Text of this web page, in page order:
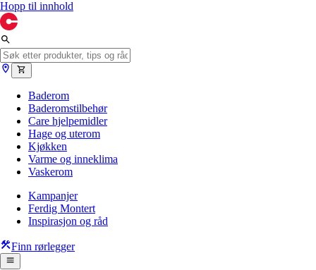
Hopp til innhold
Baderom
Baderomstilbehør
Care hjelpemidler
Hage og uterom
Kjøkken
Varme og inneklima
Vaskerom
Kampanjer
Ferdig Montert
Inspirasjon og råd
Finn rørlegger